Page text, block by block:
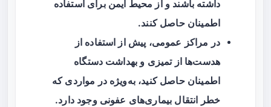
داشته باشند و از محیط ایمن برای استفاده
اطمینان حاصل کنند.
در مراکز عمومی، پیش از استفاده از
هدست‌ها از تمیزی و بهداشت دستگاه
اطمینان حاصل کنید، به‌ویژه در مواردی که
خطر انتقال بیماری‌های عفونی وجود دارد.